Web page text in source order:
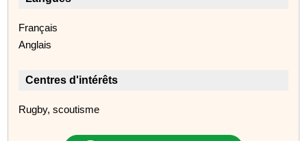
Français
Anglais
Centres d'intérêts
Rugby, scoutisme